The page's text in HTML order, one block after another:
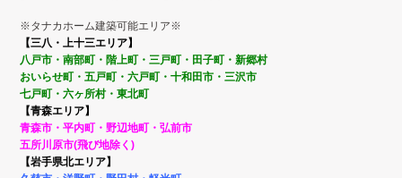
※タナカホーム建築可能エリア※
【三八・上十三エリア】
八戸市・南部町・階上町・三戸町・田子町・新郷村
おいらせ町・五戸町・六戸町・十和田市・三沢市
七戸町・六ヶ所村・東北町
【青森エリア】
青森市・平内町・野辺地町・弘前市
五所川原市(飛び地除く)
【岩手県北エリア】